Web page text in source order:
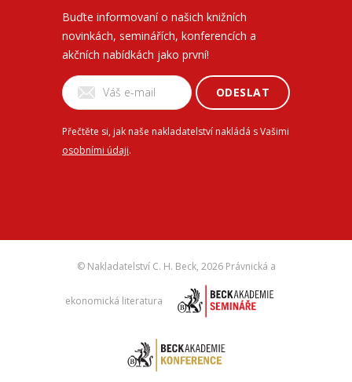
Buďte informovaní o našich knižních
novinkách, seminářích, konferencích a
akčních nabídkách jako první!
ODESLAT
Přečtěte si, jak naše nakladatelství nakládá s Vašimi
osobními údaji.
© Nakladatelství C. H. Beck, 2026 Právnická a
ekonomická literatura